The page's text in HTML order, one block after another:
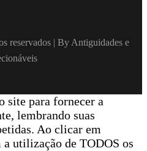
reservados | By Antiguidades e
site para fornecer a
lembrando suas
Ao clicar em
utilização de TODOS os